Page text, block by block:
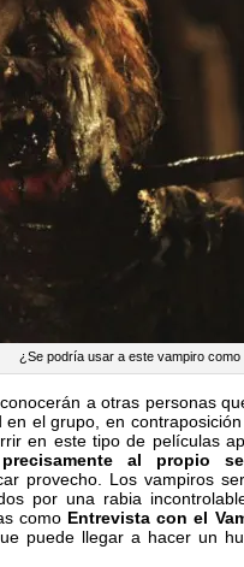
¿Se podría usar a este vampiro como
a otras personas
el grupo, en
en este tipo de películas
al propio
provecho. Los vampiros
por una rabia
como Entrevista con el
puede llegar a hacer un